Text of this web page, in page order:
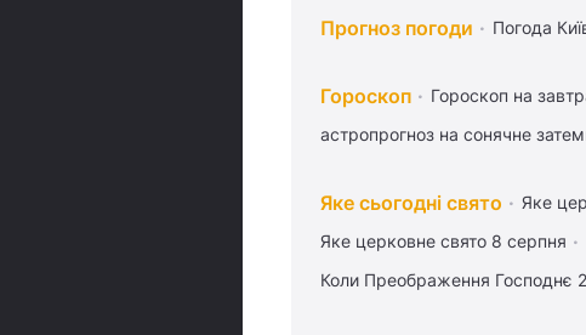
Прогноз погоди Погода
Гороскоп Гороскоп на
астропрогноз на сонячне
Яке сьогодні свято Яке
Яке церковне свято 8 серпня
Коли Преображення Господнє